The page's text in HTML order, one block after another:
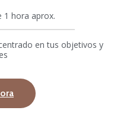
1 hora aprox.
en tus objetivos y